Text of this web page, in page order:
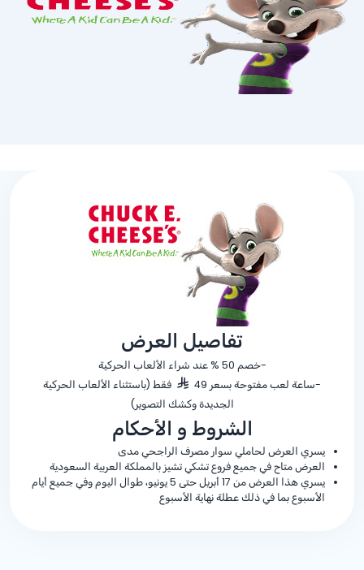
تفاصيل العرض
-خصم % 50 عند شراء الألعاب الحركية
-ساعة لعب مفتوحة بسعر 49
فقط (باستثناء الألعاب الحركية
الجديدة وكشك التصوير)
الشروط و الأحكام
يسري العرض لحاملي سوار مصرف الراجحي مدى
العرض متاح في جميع فروع تشكي تشيز بالمملكة العربية السعودية
يسري هذا العرض من 17 أبريل حتى 5 يونيو، طوال اليوم وفي جميع أيام
الأسبوع بما في ذلك عطلة نهاية الأسبوع